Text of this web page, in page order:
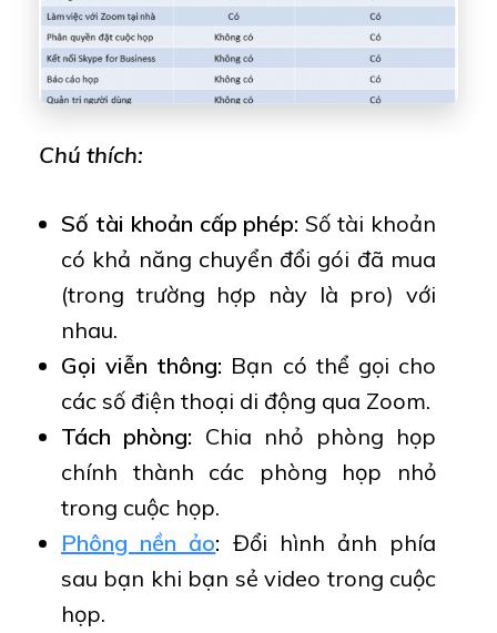
Chú thích:
Số tài khoản cấp phép: Số tài khoản
có khả năng chuyển đổi gói đã mua
(trong trường hợp này là pro) với
nhau.
Gọi viễn thông: Bạn có thể gọi cho
các số điện thoại di động qua Zoom.
Tách phòng: Chia nhỏ phòng họp
chính thành các phòng họp nhỏ
trong cuộc họp.
Phông nền ảo: Đổi hình ảnh phía
sau bạn khi bạn sẻ video trong cuộc
họp.